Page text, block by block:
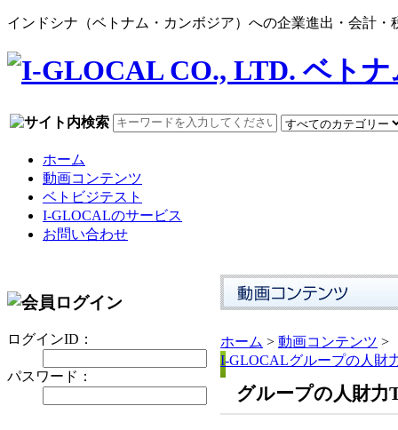
インドシナ（ベトナム・カンボジア）への企業進出・会計
ホーム
動画コンテンツ
ベトビジテスト
I-GLOCALのサービス
お問い合わせ
ログインID：
パスワード：
ホーム > 動画コンテンツ >
I-GLOCALグループの人財
グループの人財力